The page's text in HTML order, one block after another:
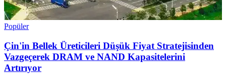
Popüler
Çin'in Bellek Üreticileri Düşük Fiyat Stratejisinden
Vazgeçerek DRAM ve NAND Kapasitelerini
Artırıyor